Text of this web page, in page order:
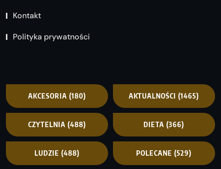
Kontakt
Polityka prywatności
AKCESORIA (180) AKTUALNOŚCI (1465)
CZYTELNIA (488) DIETA (366)
LUDZIE (488) POLECANE (529)